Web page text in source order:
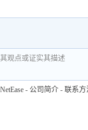
观点或证实其描述
- 公司简介 - 联系方